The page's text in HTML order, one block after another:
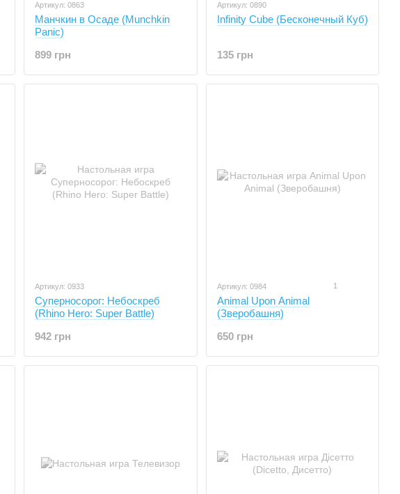
Артикул: 0863
Манчкин в Осаде (Munchkin
Panic)
899 грн
Артикул: 0890
Infinity Cube (Бесконечный Куб)
135 грн
Артикул: 0933
Суперносорог: Небоскреб
(Rhino Hero: Super Battle)
942 грн
Артикул: 0984 1
Animal Upon Animal
(Зверобашня)
650 грн